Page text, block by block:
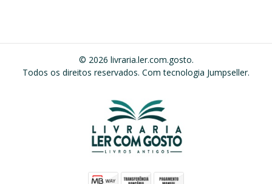
© 2026 livraria.ler.com.gosto.
Todos os direitos reservados. Com tecnologia Jumpseller.